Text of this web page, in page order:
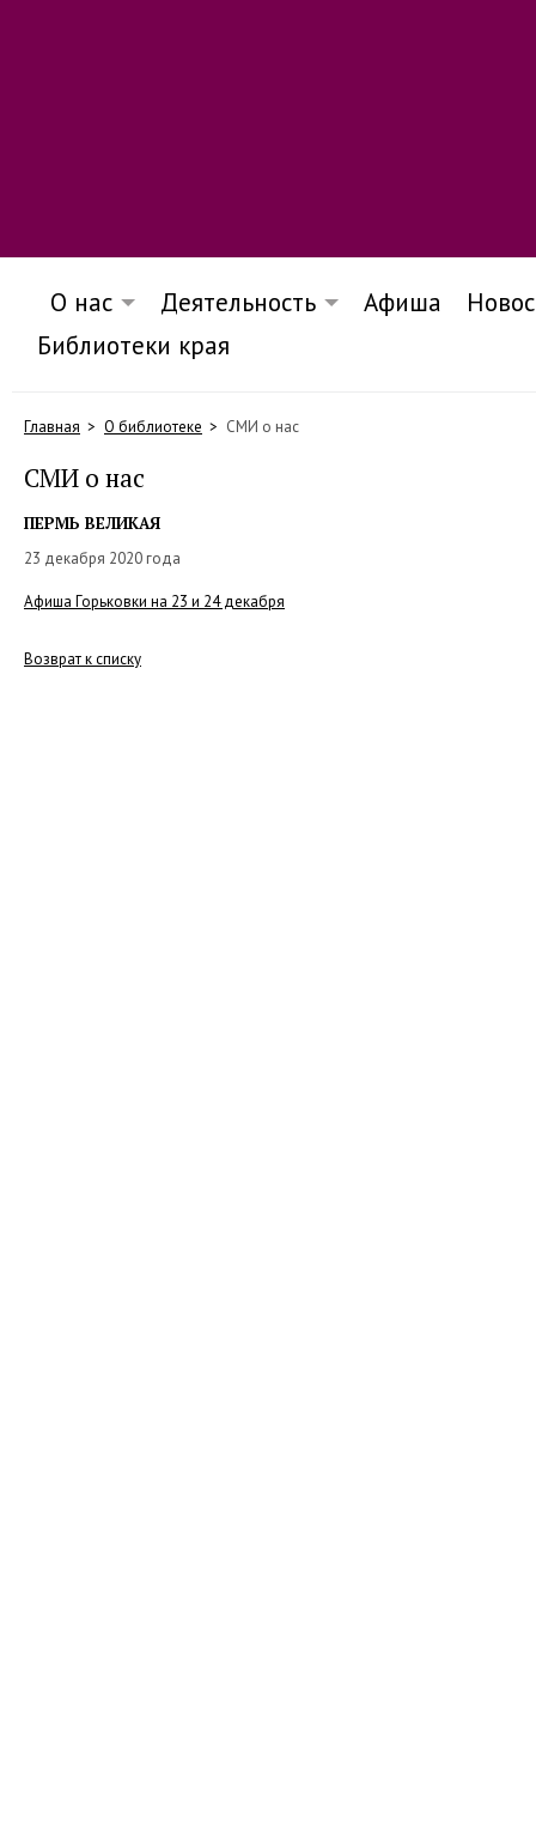
О нас Деятельность Афиша
Библиотеки края
Главная О библиотеке СМИ о нас
СМИ о нас
ПЕРМЬ ВЕЛИКАЯ
23 декабря 2020 года
Афиша Горьковки на 23 и 24 декабря
Возврат к списку